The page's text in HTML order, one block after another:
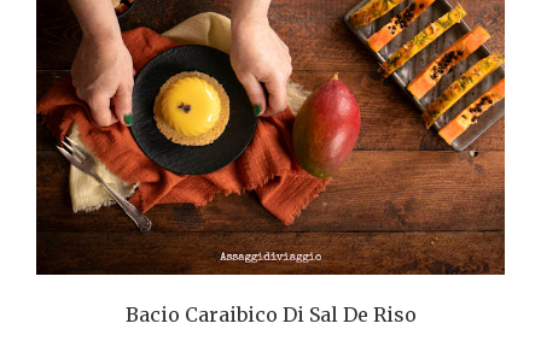
Bacio Caraibico Di Sal De Riso